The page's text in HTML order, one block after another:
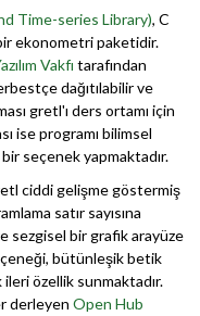
Time-series Library), C
ekonometri paketidir.
Vakfı tarafından
dağıtılabilir ve
gretl'ı ders ortamı için
ise programı bilimsel
seçenek yapmaktadır.
ciddi gelişme göstermiş
satır sayısına
sezgisel bir grafik arayüze
bütünleşik betik
özellik sunmaktadır.
derleyen Open Hub